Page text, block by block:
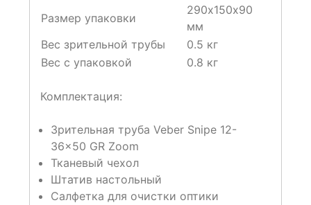
Размер упаковки
290х150х90
мм
Вес зрительной трубы
0.5 кг
Вес с упаковкой
0.8 кг
Комплектация:
Зрительная труба Veber Snipe 12-
36×50 GR Zoom
Тканевый чехол
Штатив настольный
Салфетка для очистки оптики